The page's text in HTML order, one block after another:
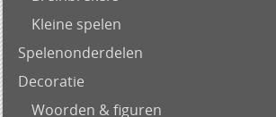
Kleine spelen
Spelenonderdelen
Decoratie
Woorden & figuren